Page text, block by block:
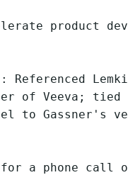
product
Referenced
of Veeva; tied
to Gassner's
for a phone call